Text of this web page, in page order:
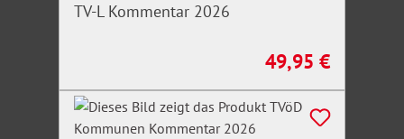
TV-L Kommentar 2026
Regulärer Preis:
49,95 €